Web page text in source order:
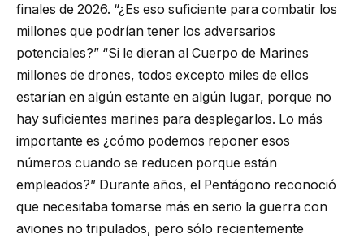
finales de 2026. “¿Es eso suficiente para combatir los
millones que podrían tener los adversarios
potenciales?” “Si le dieran al Cuerpo de Marines
millones de drones, todos excepto miles de ellos
estarían en algún estante en algún lugar, porque no
hay suficientes marines para desplegarlos. Lo más
importante es ¿cómo podemos reponer esos
números cuando se reducen porque están
empleados?” Durante años, el Pentágono reconoció
que necesitaba tomarse más en serio la guerra con
aviones no tripulados, pero sólo recientemente